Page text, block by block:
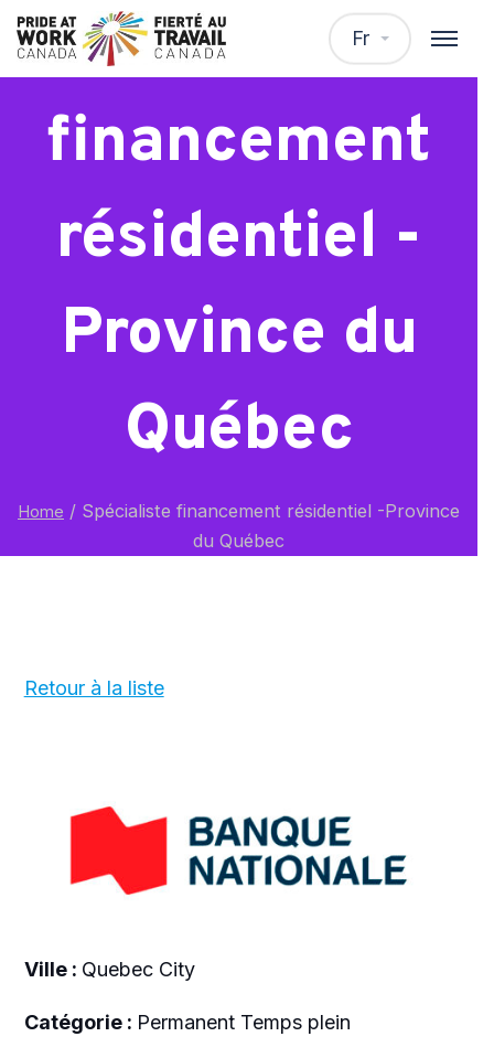
Fr
Spécialiste
financement
résidentiel -
Province du
Québec
Home / Spécialiste financement résidentiel -Province
du Québec
Retour à la liste
Ville : Quebec City
Catégorie : Permanent Temps plein